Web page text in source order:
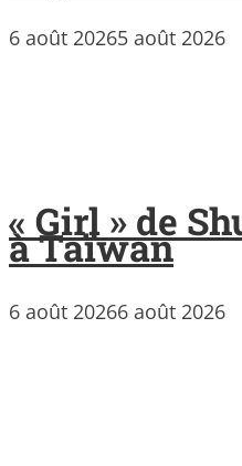
6 août 20265 août 2026
« Girl » de
à Taïwan
6 août 20266 août 2026